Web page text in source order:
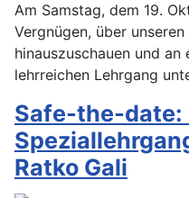
Am Samstag, dem 19.
Vergnügen, über
hinauszuschauen und an
lehrreichen Lehrgang
Safe-the-date:
Ratko Gali